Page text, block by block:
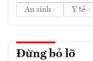
An sinh
Y tế
Đừng bỏ lỡ